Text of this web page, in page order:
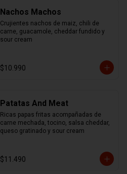
Nachos Machos
Crujientes nachos de maiz, chili de
carne, guacamole, cheddar fundido y
sour cream
$10.990
Patatas And Meat
Ricas papas fritas acompañadas de
carne mechada, tocino, salsa cheddar,
queso gratinado y sour cream
$11.490